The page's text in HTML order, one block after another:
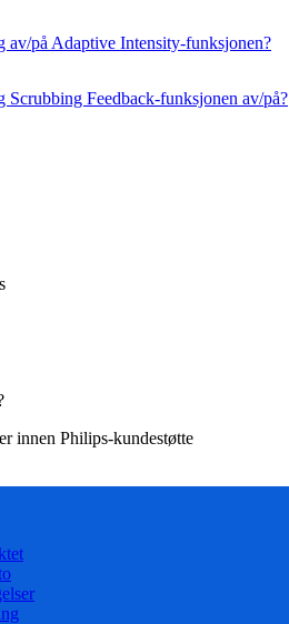
av/på Adaptive Intensity-funksjonen?
Scrubbing Feedback-funksjonen av/på?
innen Philips-kundestøtte